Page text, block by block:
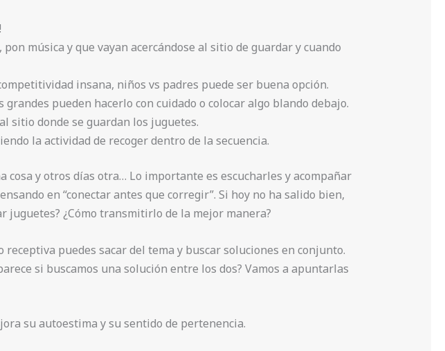
música y que vayan acercándose al sitio de guardar y cuando
insana, niños vs padres puede ser buena opción.
pueden hacerlo con cuidado o colocar algo blando debajo.
sitio donde se guardan los juguetes.
la actividad de recoger dentro de la secuencia.
y otros días otra… Lo importante es escucharles y acompañar
en “conectar antes que corregir”. Si hoy no ha salido bien,
juguetes? ¿Cómo transmitirlo de la mejor manera?
puedes sacar del tema y buscar soluciones en conjunto.
si buscamos una solución entre los dos? Vamos a apuntarlas
su autoestima y su sentido de pertenencia.